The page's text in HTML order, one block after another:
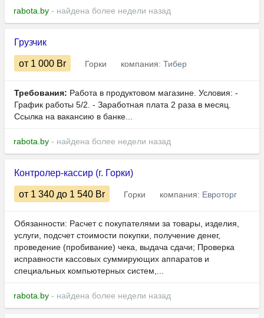
rabota.by - найдена более недели назад
Грузчик
от 1 000 Br Горки компания: Тибер
Требования: Работа в продуктовом магазине. Условия: -
График работы 5/2. - Заработная плата 2 раза в месяц.
Ссылка на вакансию в банке...
rabota.by - найдена более недели назад
Контролер-кассир (г. Горки)
от 1 340 до 1 540 Br Горки компания: Евроторг
Обязанности: Расчет с покупателями за товары, изделия,
услуги, подсчет стоимости покупки, получение денег,
проведение (пробивание) чека, выдача сдачи; Проверка
исправности кассовых суммирующих аппаратов и
специальных компьютерных систем,...
rabota.by - найдена более недели назад